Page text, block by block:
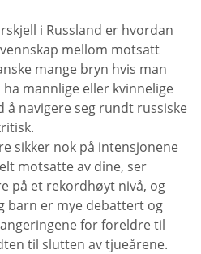
i Russland er hvordan
mellom motsatt
mange bryn hvis man
mannlige eller kvinnelige
å navigere seg rundt russiske
sikker nok på intensjonene
motsatte av dine, ser
på et rekordhøyt nivå, og
barn er mye debattert og
for foreldre til
til slutten av tjueårene.